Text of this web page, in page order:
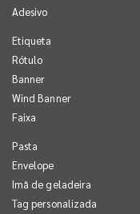
Adesivo
Etiqueta
Rótulo
Banner
Wind Banner
Faixa
Pasta
Envelope
Imã de geladeira
Tag personalizada